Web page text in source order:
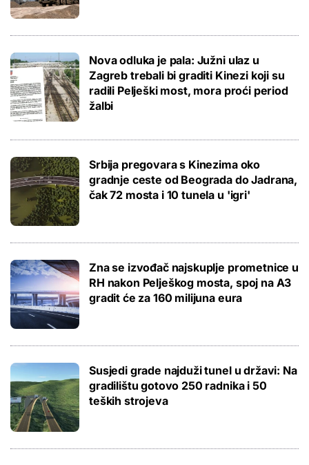
Nova odluka je pala: Južni ulaz u
Zagreb trebali bi graditi Kinezi koji su
radili Pelješki most, mora proći period
žalbi
Srbija pregovara s Kinezima oko
gradnje ceste od Beograda do Jadrana,
čak 72 mosta i 10 tunela u 'igri'
Zna se izvođač najskuplje prometnice u
RH nakon Pelješkog mosta, spoj na A3
gradit će za 160 milijuna eura
Susjedi grade najduži tunel u državi: Na
gradilištu gotovo 250 radnika i 50
teških strojeva